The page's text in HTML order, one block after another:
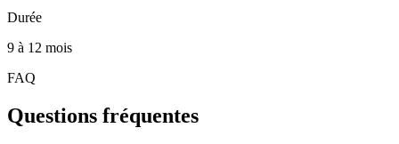
Durée
9 à 12 mois
FAQ
Questions fréquentes